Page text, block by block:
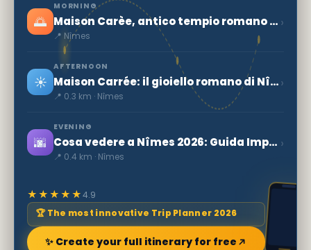
🌅
MORNING
Maison Carèe, antico tempio romano a Nîmes
📍 Nîmes
›
☀️
AFTERNOON
Maison Carrée: il gioiello romano di Nîmes
📍 0.3 km · Nîmes
›
🌆
EVENING
Cosa vedere a Nîmes 2026: Guida Imperdibile ai Luoghi da Visitare
📍 0.4 km · Nîmes
›
★★★★★4.9
🏆 The most innovative Trip Planner 2026
✨ Create your full itinerary for free